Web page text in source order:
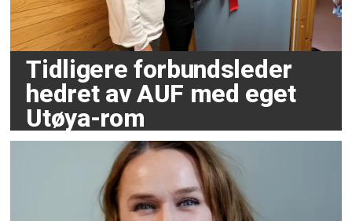
Tidligere forbundsleder
hedret av AUF med eget
Utøya-rom